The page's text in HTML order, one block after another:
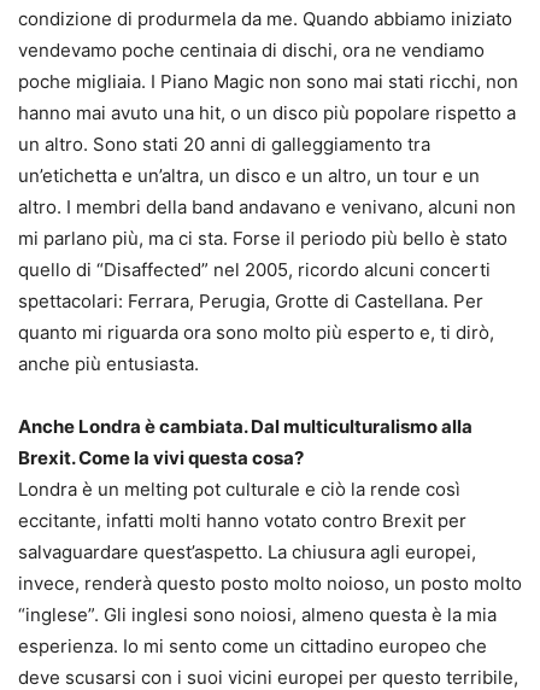
condizione di produrmela da me. Quando abbiamo iniziato
vendevamo poche centinaia di dischi, ora ne vendiamo
poche migliaia. I Piano Magic non sono mai stati ricchi, non
hanno mai avuto una hit, o un disco più popolare rispetto a
un altro. Sono stati 20 anni di galleggiamento tra
un’etichetta e un’altra, un disco e un altro, un tour e un
altro. I membri della band andavano e venivano, alcuni non
mi parlano più, ma ci sta. Forse il periodo più bello è stato
quello di “Disaffected” nel 2005, ricordo alcuni concerti
spettacolari: Ferrara, Perugia, Grotte di Castellana. Per
quanto mi riguarda ora sono molto più esperto e, ti dirò,
anche più entusiasta.
Anche Londra è cambiata. Dal multiculturalismo alla
Brexit. Come la vivi questa cosa?
Londra è un melting pot culturale e ciò la rende così
eccitante, infatti molti hanno votato contro Brexit per
salvaguardare quest’aspetto. La chiusura agli europei,
invece, renderà questo posto molto noioso, un posto molto
“inglese”. Gli inglesi sono noiosi, almeno questa è la mia
esperienza. Io mi sento come un cittadino europeo che
deve scusarsi con i suoi vicini europei per questo terribile,